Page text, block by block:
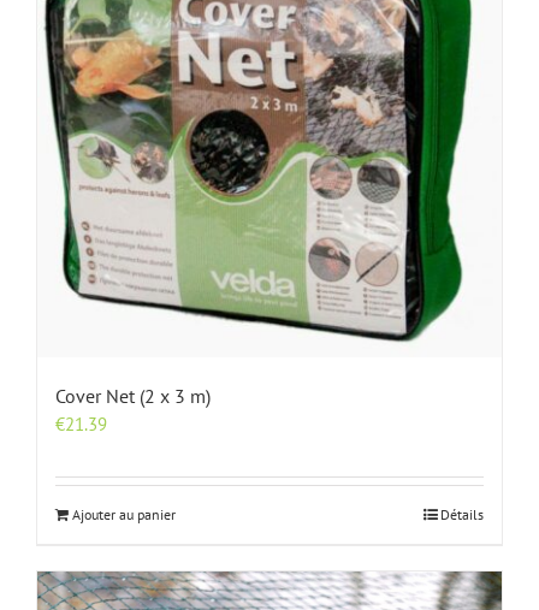
Cover Net (2 x 3 m)
€21.39
Ajouter au panier Détails